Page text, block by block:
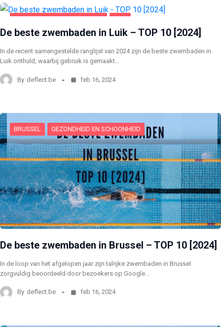
De beste zwembaden in Luik – TOP 10 [2024]
In de recent samengestelde ranglijst van 2024 zijn de beste zwembaden in
Luik onthuld, waarbij gebruik is gemaakt…
By deflect.be feb 16, 2024
BRUSSEL GEZONDHEID EN SCHOONHEID
De beste zwembaden in Brussel – TOP 10 [2024]
In de loop van het afgelopen jaar zijn talrijke zwembaden in Brussel
zorgvuldig beoordeeld door bezoekers op Google…
By deflect.be feb 16, 2024